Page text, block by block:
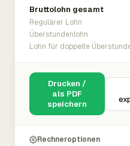
Bruttolohn gesamt
Regulärer Lohn
Überstundenlohn
Lohn für doppelte
Drucken /
als PDF
speichern
Rechneroptionen